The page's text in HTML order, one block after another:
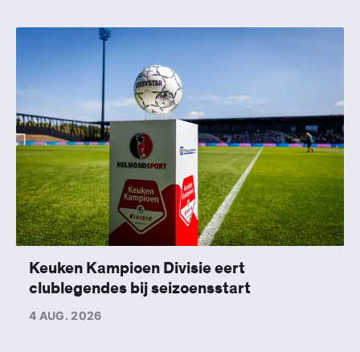
Keuken Kampioen Divisie eert
clublegendes bij seizoensstart
4 AUG. 2026